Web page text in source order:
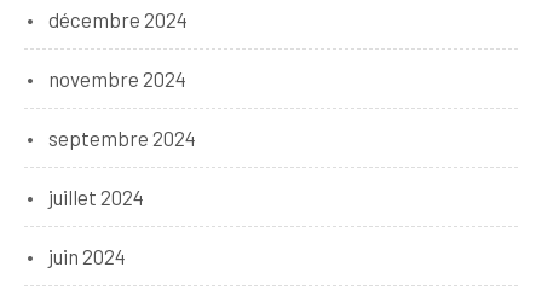
décembre 2024
novembre 2024
septembre 2024
juillet 2024
juin 2024